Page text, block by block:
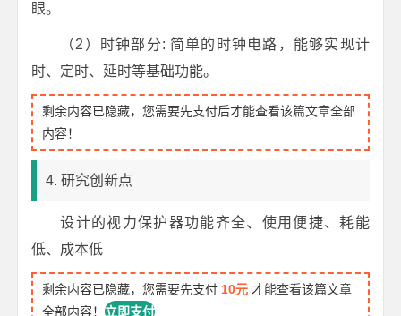
眼。
（2）时钟部分: 简单的时钟电路，能够实现计
时、定时、延时等基础功能。
剩余内容已隐藏，您需要先支付后才能查看该篇文章全部
内容！
4. 研究创新点
设计的视力保护器功能齐全、使用便捷、耗能
低、成本低
剩余内容已隐藏，您需要先支付 10元 才能查看该篇文章
全部内容！立即支付